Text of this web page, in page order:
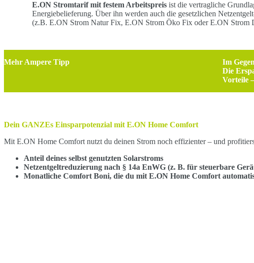
E.ON Stromtarif mit festem Arbeitspreis ist die vertragliche
Energiebelieferung. Über ihn werden auch die gesetzlichen
(z.B. E.ON Strom Natur Fix, E.ON Strom Öko Fix oder E.ON Strom
Mehr Ampere Tipp Im
Die
Vorteile
Dein GANZEs Einsparpotenzial mit E.ON Home Comfort
Mit E.ON Home Comfort nutzt du deinen Strom noch effizienter – und
Anteil deines selbst genutzten Solarstroms
Netzentgeltreduzierung nach § 14a EnWG (z. B. für steuerbare
Monatliche Comfort Boni, die du mit E.ON Home Comfort